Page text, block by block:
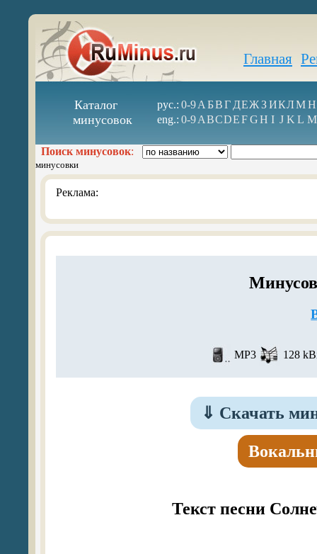
Главная
Каталог
минусовок
рус.: 0-9А БВГ ДЕЖ З ИКЛМН
eng.: 0-9ABCDEFGH I J K L M
Поиск минусовок:
минусовки
Реклама:
MP3 128
⇓ Скачать
Текст песни